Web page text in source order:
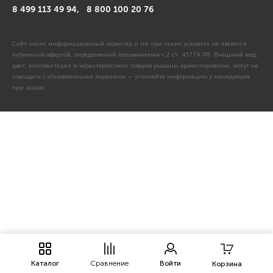
Каталог Сравнение Войти Корзина
8 499 113 49 94, 8 800 100 20 76
Сайт носит информационный характер и ни при каких условиях не является
публичной офертой, определяемой положениями ч.2 ст. 437 ГК РФ. Внешний вид,
цвет, комплектация и характеристики товаров указаны ориентировочно, могут не
совпадать с обновленными моделями — уточняйте информацию у менеджеров
при заказе.